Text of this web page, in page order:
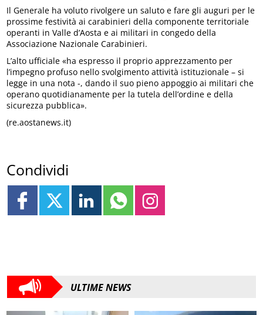
Il Generale ha voluto rivolgere un saluto e fare gli auguri per le
prossime festività ai carabinieri della componente territoriale
operanti in Valle d’Aosta e ai militari in congedo della
Associazione Nazionale Carabinieri.
L’alto ufficiale «ha espresso il proprio apprezzamento per
l’impegno profuso nello svolgimento attività istituzionale – si
legge in una nota -, dando il suo pieno appoggio ai militari che
operano quotidianamente per la tutela dell’ordine e della
sicurezza pubblica».
(re.aostanews.it)
Condividi
ULTIME NEWS